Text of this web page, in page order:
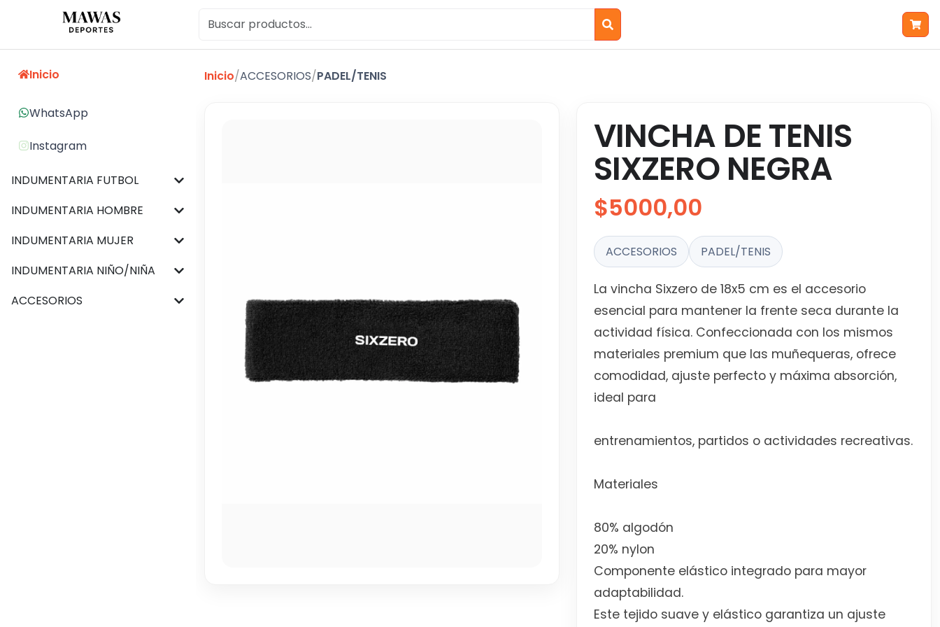
Inicio
WhatsApp
Instagram
INDUMENTARIA FUTBOL
INDUMENTARIA HOMBRE
INDUMENTARIA MUJER
INDUMENTARIA NIÑO/NIÑA
ACCESORIOS
Inicio/ACCESORIOS/PADEL/TENIS
VINCHA DE TENIS
SIXZERO NEGRA
$5000,00
ACCESORIOS PADEL/TENIS
La vincha Sixzero de 18x5 cm es el accesorio
esencial para mantener la frente seca durante la
actividad física. Confeccionada con los mismos
materiales premium que las muñequeras, ofrece
comodidad, ajuste perfecto y máxima absorción,
ideal para
entrenamientos, partidos o actividades recreativas.
Materiales
80% algodón
20% nylon
Componente elástico integrado para mayor
adaptabilidad.
Este tejido suave y elástico garantiza un ajuste